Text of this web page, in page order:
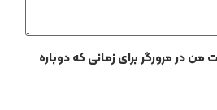
در مرورگر برای زمانی که دوباره